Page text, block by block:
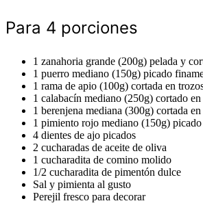
Para 4 porciones
1 zanahoria grande (200g) pelada y
1 puerro mediano (150g) picado
1 rama de apio (100g) cortada en
1 calabacín mediano (250g) cortado en
1 berenjena mediana (300g) cortada
1 pimiento rojo mediano (150g)
4 dientes de ajo picados
2 cucharadas de aceite de oliva
1 cucharadita de comino molido
1/2 cucharadita de pimentón dulce
Sal y pimienta al gusto
Perejil fresco para decorar